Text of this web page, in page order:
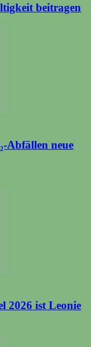
beitragen
Abfällen neue
2026 ist Leonie